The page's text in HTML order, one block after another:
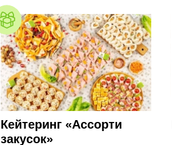
Кейтеринг «Ассорти
закусок»